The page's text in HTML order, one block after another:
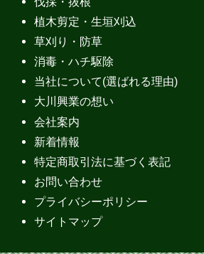
植木剪定・生垣刈込
草刈り・防草
消毒・ハチ駆除
当社について(選ばれる理由)
大川興業の想い
会社案内
新着情報
特定商取引法に基づく表記
お問い合わせ
プライバシーポリシー
サイトマップ